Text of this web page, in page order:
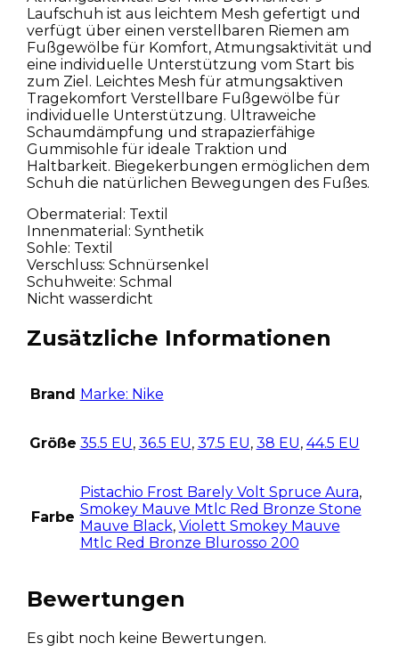
Laufschuh ist aus leichtem Mesh gefertigt und
verfügt über einen verstellbaren Riemen am
Fußgewölbe für Komfort, Atmungsaktivität und
eine individuelle Unterstützung vom Start bis
zum Ziel. Leichtes Mesh für atmungsaktiven
Tragekomfort Verstellbare Fußgewölbe für
individuelle Unterstützung. Ultraweiche
Schaumdämpfung und strapazierfähige
Gummisohle für ideale Traktion und
Haltbarkeit. Biegekerbungen ermöglichen dem
Schuh die natürlichen Bewegungen des Fußes.
Obermaterial: Textil
Innenmaterial: Synthetik
Sohle: Textil
Verschluss: Schnürsenkel
Schuhweite: Schmal
Nicht wasserdicht
Zusätzliche Informationen
Brand Marke: Nike
Größe 35.5 EU, 36.5 EU, 37.5 EU, 38 EU, 44.5 EU
Farbe
Pistachio Frost Barely Volt Spruce Aura,
Smokey Mauve Mtlc Red Bronze Stone
Mauve Black, Violett Smokey Mauve
Mtlc Red Bronze Blurosso 200
Bewertungen
Es gibt noch keine Bewertungen.